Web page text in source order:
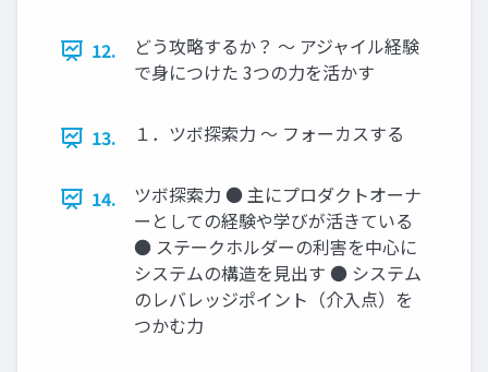
12.
どう攻略するか？ ～ アジャイル経験
で身につけた 3つの力を活かす
13. １．ツボ探索力 ～ フォーカスする
14.
ツボ探索力 ● 主にプロダクトオーナ
ーとしての経験や学びが活きている
● ステークホルダーの利害を中心に
システムの構造を見出す ● システム
のレバレッジポイント（介入点）を
つかむ力